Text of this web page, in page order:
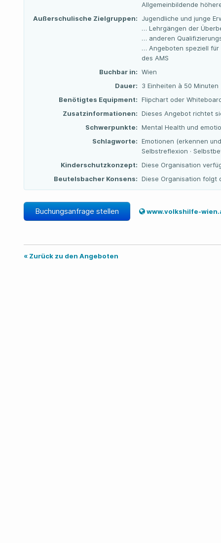
Allgemeinbildende
Außerschulische Zielgruppen:
Jugendliche und junge
… Lehrgängen der
… anderen
… Angeboten speziell für
des AMS
Buchbar in: Wien
Dauer:
3 Einheiten à 50 Minuten
Benötigtes Equipment: Flipchart oder
Zusatzinformationen: Dieses Angebot richtet
Schwerpunkte: Mental Health und
Schlagworte: Emotionen (erkennen
Selbstreflexion ·
Kinderschutzkonzept: Diese Organisation
Beutelsbacher Konsens: Diese Organisation folgt
Buchungsanfrage stellen www.volkshilfe-wien.at/angebote-
« Zurück zu den Angeboten